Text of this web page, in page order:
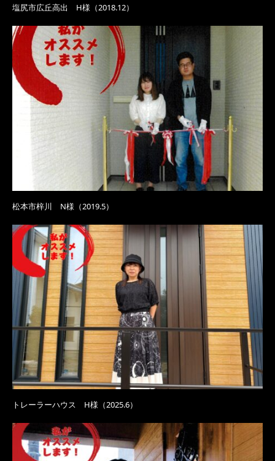
塩尻市広丘高出 H様（2018.12）
松本市梓川 N様（2019.5）
トレーラーハウス H様（2025.6）